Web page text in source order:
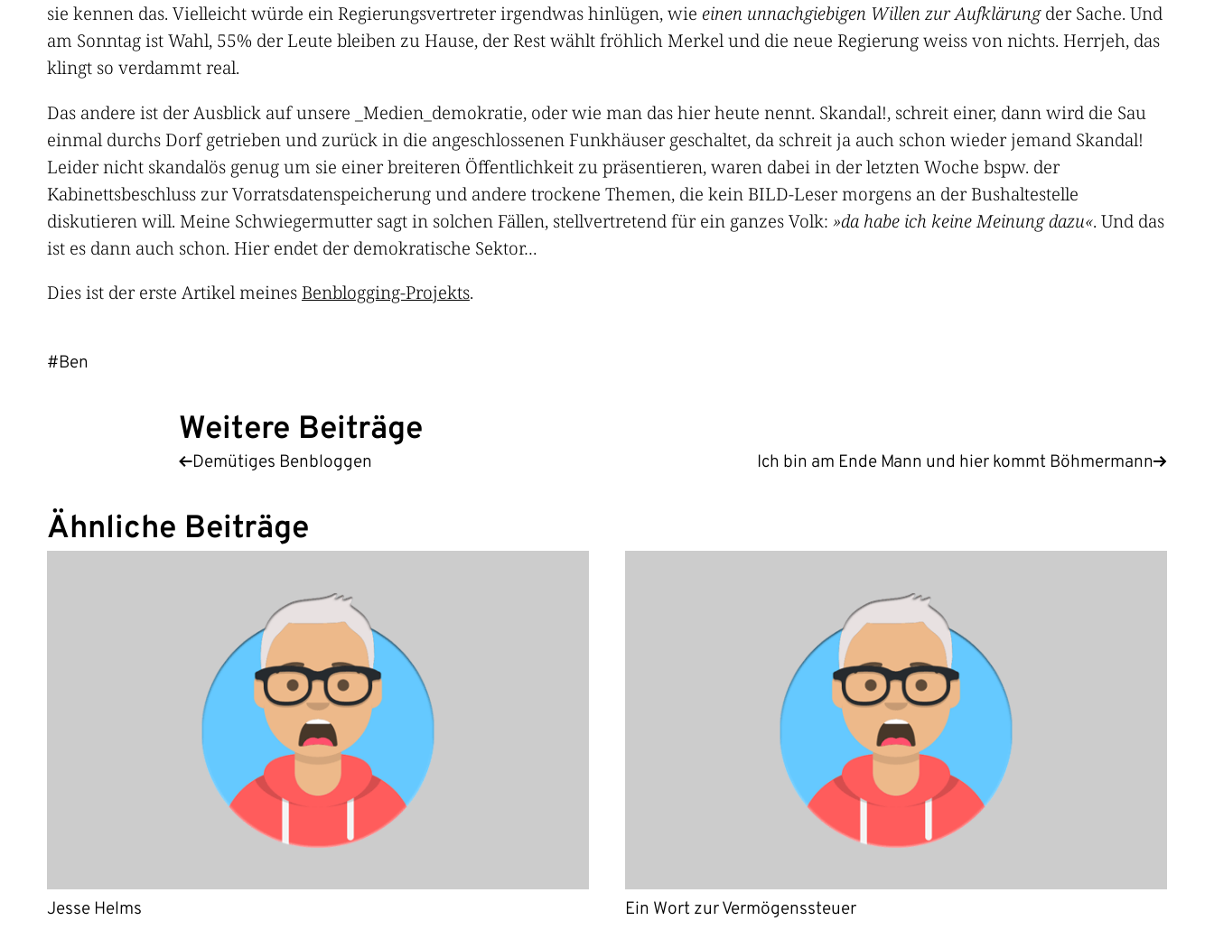
sie kennen das. Vielleicht würde ein Regierungsvertreter irgendwas hinlügen, wie einen unnachgiebigen Willen zur Aufklärungder Sache. Und
am Sonntag ist Wahl, 55% der Leute bleiben zu Hause, der Rest wählt fröhlich Merkel und die neue Regierung weiss von nichts. Herrjeh, das
klingt so verdammt real.
Das andere ist der Ausblick auf unsere _Medien_demokratie, oder wie man das hier heute nennt. Skandal!, schreit einer, dann wird die Sau
einmal durchs Dorf getrieben und zurück in die angeschlossenen Funkhäuser geschaltet, da schreit ja auch schon wieder jemand Skandal!
Leider nicht skandalös genug um sie einer breiteren Öffentlichkeit zu präsentieren, waren dabei in der letzten Woche bspw. der
Kabinettsbeschluss zur Vorratsdatenspeicherung und andere trockene Themen, die kein BILD-Leser morgens an der Bushaltestelle
diskutieren will. Meine Schwiegermutter sagt in solchen Fällen, stellvertretend für ein ganzes Volk: »da habe ich keine Meinung dazu«. Und das
ist es dann auch schon. Hier endet der demokratische Sektor…
Dies ist der erste Artikel meinesBenblogging-Projekts.
#Ben
Weitere Beiträge
Demütiges Benbloggen Ich bin am Ende Mann und hier kommt Böhmermann
Ähnliche Beiträge
Jesse Helms Ein Wort zur Vermögenssteuer